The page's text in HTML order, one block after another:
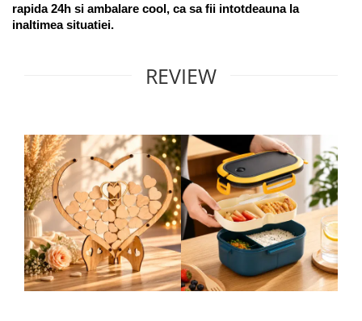
rapida 24h si ambalare cool, ca sa fii intotdeauna la
inaltimea situatiei.
REVIEW